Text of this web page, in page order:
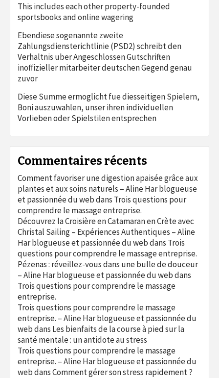
This includes each other property-founded
sportsbooks and online wagering
Ebendiese sogenannte zweite
Zahlungsdiensterichtlinie (PSD2) schreibt den
Verhaltnis uber Angeschlossen Gutschriften
inoffizieller mitarbeiter deutschen Gegend genau
zuvor
Diese Summe ermoglicht fue diesseitigen Spielern,
Boni auszuwahlen, unser ihren individuellen
Vorlieben oder Spielstilen entsprechen
Commentaires récents
Comment favoriser une digestion apaisée grâce aux
plantes et aux soins naturels – Aline Har blogueuse
et passionnée du webdans Trois questions pour
comprendre le massage entreprise.
Découvrez la Croisière en Catamaran en Crète avec
Christal Sailing – Expériences Authentiques – Aline
Har blogueuse et passionnée du webdans Trois
questions pour comprendre le massage entreprise.
Pézenas : réveillez-vous dans une bulle de douceur
– Aline Har blogueuse et passionnée du webdans
Trois questions pour comprendre le massage
entreprise.
Trois questions pour comprendre le massage
entreprise. – Aline Har blogueuse et passionnée du
webdans Les bienfaits de la course à pied sur la
santé mentale : un antidote au stress
Trois questions pour comprendre le massage
entreprise. – Aline Har blogueuse et passionnée du
webdansComment gérer son stress rapidement ?